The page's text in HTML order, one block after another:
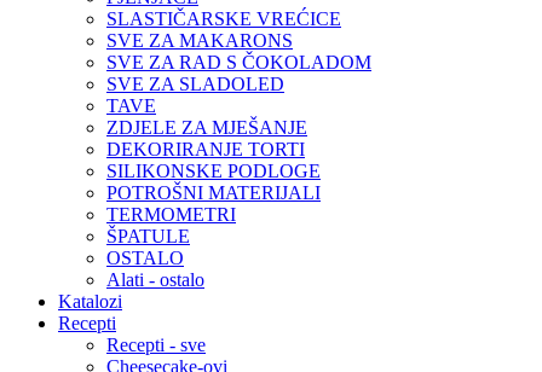
SLASTIČARSKE VREĆICE
SVE ZA MAKARONS
SVE ZA RAD S ČOKOLADOM
SVE ZA SLADOLED
TAVE
ZDJELE ZA MJEŠANJE
DEKORIRANJE TORTI
SILIKONSKE PODLOGE
POTROŠNI MATERIJALI
TERMOMETRI
ŠPATULE
OSTALO
Alati - ostalo
Katalozi
Recepti
Recepti - sve
Cheesecake-ovi